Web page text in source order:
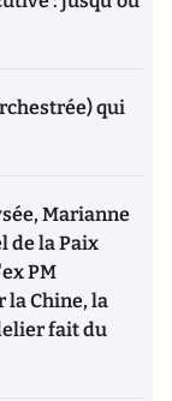
qui
Marianne
de la Paix
PM
la Chine, la
fait du